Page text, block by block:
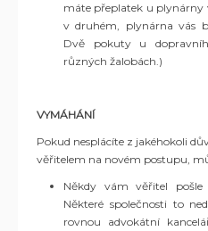
máte přeplatek u plynárny
v druhém, plynárna vás
Dvě pokuty u
různých žalobách.)
VYMÁHÁNÍ
Pokud nesplácíte z jakéhokoli
věřitelem na novém postupu,
Někdy vám věřitel
Některé společnosti to
rovnou advokátní